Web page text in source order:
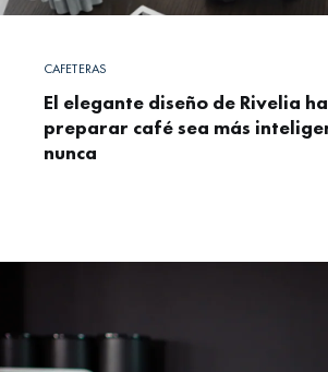
CAFETERAS
El elegante diseño de Rivelia
preparar café sea más
nunca